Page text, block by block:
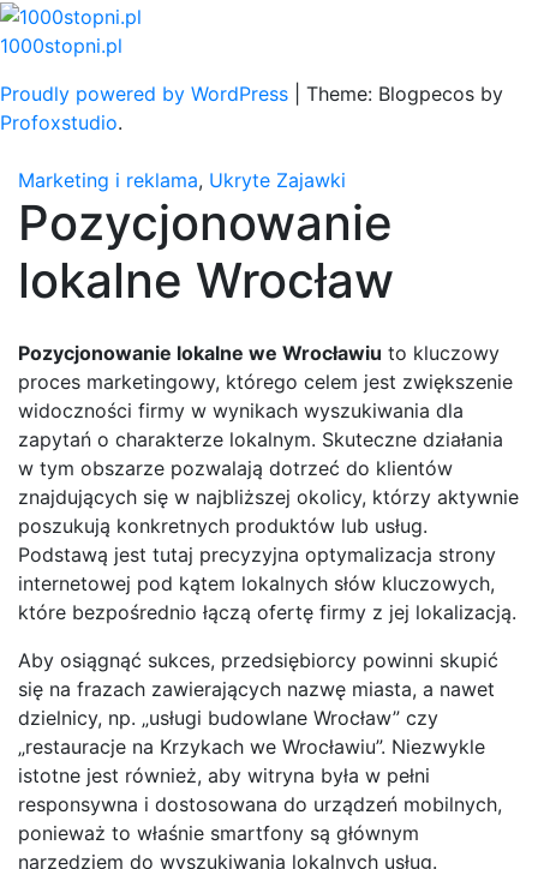
Skip
to
1000stopni.pl
Proudly powered by WordPress
Theme: Blogpecos by
Profoxstudio.
Marketing i reklama, Ukryte Zajawki
Pozycjonowanie
lokalne Wrocław
Pozycjonowanie lokalne we Wrocławiu to kluczowy
proces marketingowy, którego celem jest zwiększenie
widoczności firmy w wynikach wyszukiwania dla
zapytań o charakterze lokalnym. Skuteczne działania
w tym obszarze pozwalają dotrzeć do klientów
znajdujących się w najbliższej okolicy, którzy aktywnie
poszukują konkretnych produktów lub usług.
Podstawą jest tutaj precyzyjna optymalizacja strony
internetowej pod kątem lokalnych słów kluczowych,
które bezpośrednio łączą ofertę firmy z jej lokalizacją.
Aby osiągnąć sukces, przedsiębiorcy powinni skupić
się na frazach zawierających nazwę miasta, a nawet
dzielnicy, np. „usługi budowlane Wrocław” czy
„restauracje na Krzykach we Wrocławiu”. Niezwykle
istotne jest również, aby witryna była w pełni
responsywna i dostosowana do urządzeń mobilnych,
ponieważ to właśnie smartfony są głównym
narzędziem do wyszukiwania lokalnych usług.